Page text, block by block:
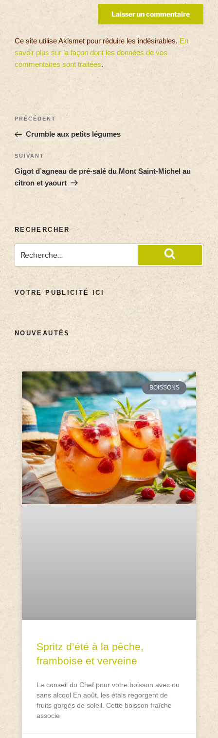
Ce site utilise Akismet pour réduire les indésirables. En
savoir plus sur la façon dont les données de vos
commentaires sont traitées.
PRÉCÉDENT
Crumble aux petits légumes
SUIVANT
Gigot d’agneau de pré-salé du Mont Saint-Michel au
citron et yaourt
RECHERCHER
VOTRE PUBLICITÉ ICI
NOUVEAUTÉS
BOISSONS
Spritz d’été à la pêche,
framboise et verveine
Le conseil du Chef pour votre boisson avec ou
sans alcool En août, les étals regorgent de
fruits gorgés de soleil. Cette boisson fraîche
associe